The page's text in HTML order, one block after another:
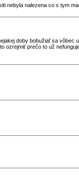
nebyla nalezena co s tym
doby bobužiaľ sa vôbec
ozrejmiť prečo to už